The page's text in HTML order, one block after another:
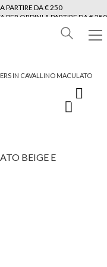
PARTIRE DA € 250
PER ORDINI A PARTIRE DA € 250
PER ORDINI A PARTIRE DA € 250
PER ORDINI A PARTIRE DA € 250
IN CAVALLINO MACULATO
BEIGE E